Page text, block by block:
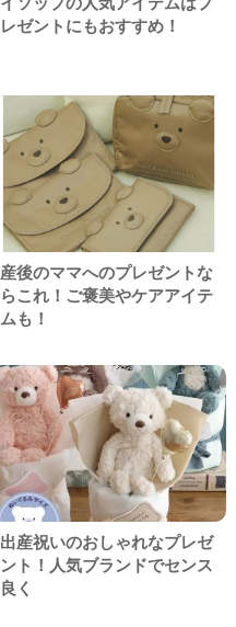
レゼントにもおすすめ！
産後のママへのプレゼントな
らこれ！ご褒美やケアアイテ
ムも！
出産祝いのおしゃれなプレゼ
ント！人気ブランドでセンス
良く